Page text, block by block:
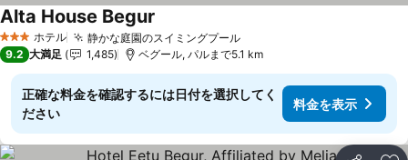
3 ホテルのランク
ホテル 静かな庭園のスイミングプール
Alta House Begur
9.2 大満足 1,485 ベグール, パルまで5.1 km
正確な料金を確認するには日付を選択してく
ださい
料金を表示